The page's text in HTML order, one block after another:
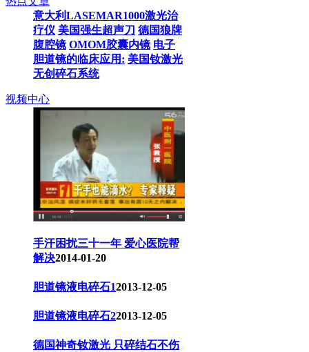
意大利LASEMAR1000激光治
疗仪 美国强生超声刀 德国狼牌
腹腔镜 OMOM胶囊内镜 电子
胆道镜的临床应用: 美国钕激光
无创碎石系统
视频中心
手汗困扰三十一年 爱心医院帮
解决2014-01-20
胆道镜液电碎石12013-12-05
胆道镜液电碎石22013-12-05
德国神奇钕激光 只碎结石不伤